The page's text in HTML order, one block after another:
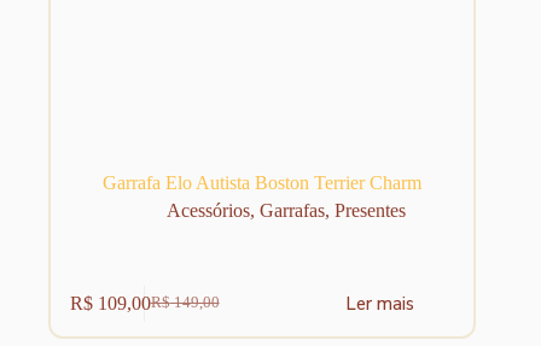
Garrafa Elo Autista Boston Terrier Charm
Acessórios,Garrafas,Presentes
R$149,00
O
preço
R$109,00O
preço
Ler mais